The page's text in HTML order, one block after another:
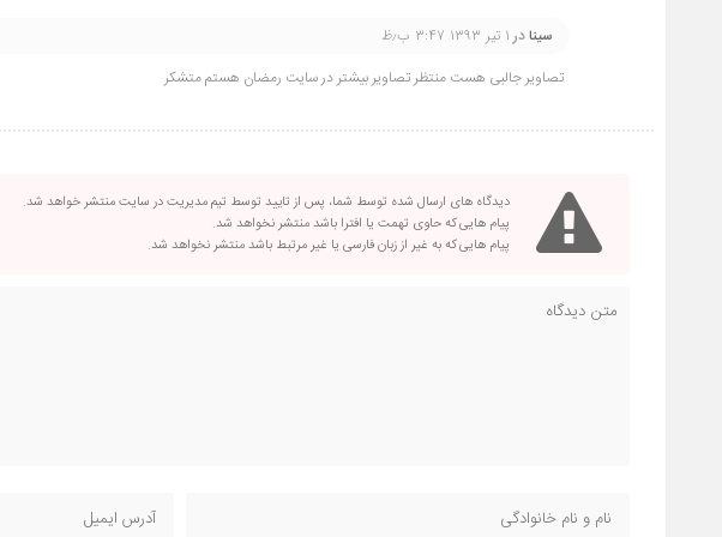
سینادر۱ تیر ۱۳۹۳ ۳:۴۷ ب٫ظ
تصاویر جالبی هست منتظر تصاویر بیشتر در سایت رمضان هستم متشکر
دیدگاه های ارسال شده توسط شما، پس از تایید توسط تیم مدیریت در سایت منتشر خواهد شد.
پیام هایی که حاوی تهمت یا افترا باشد منتشر نخواهد شد.
پیام هایی که به غیر از زبان فارسی یا غیر مرتبط باشد منتشر نخواهد شد.